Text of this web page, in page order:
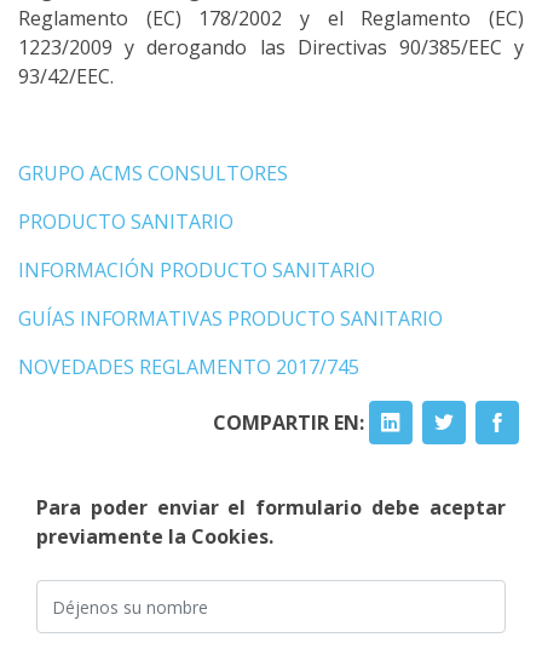
Reglamento (EC) 178/2002 y el Reglamento (EC)
1223/2009 y derogando las Directivas 90/385/EEC y
93/42/EEC.
GRUPO ACMS CONSULTORES
PRODUCTO SANITARIO
INFORMACIÓN PRODUCTO SANITARIO
GUÍAS INFORMATIVAS PRODUCTO SANITARIO
NOVEDADES REGLAMENTO 2017/745
COMPARTIR EN:
Para poder enviar el formulario debe aceptar
previamente la Cookies.